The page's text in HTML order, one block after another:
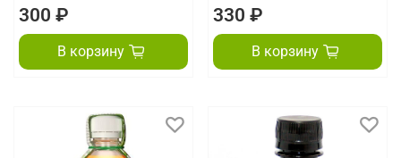
300 ₽
В корзину
330 ₽
В корзину